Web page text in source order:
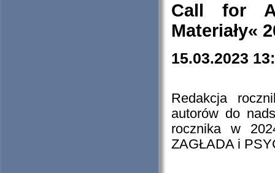
Call for
Materiały«
15.03.2023
Redakcja
autorów do
rocznika w
ZAGŁADA i